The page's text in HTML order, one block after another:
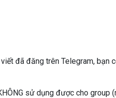
đã đăng trên Telegram, bạn
sử dụng được cho group